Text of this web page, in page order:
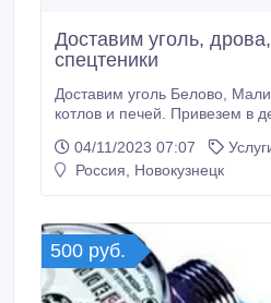
Доставим уголь,
спецтеники
Доставим уголь Белово, Малиновка, марки Д, Т, Для
котлов и печей. Привезем в день
04/11/2023 07:07
Россия, Новокузнецк
500 руб.